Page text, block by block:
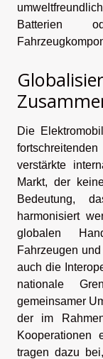
Batterien
Die
verstärkte
Markt, der
Bedeutung,
harmonisiert
globalen
Fahrzeugen
auch die
nationale
gemeinsamer
der im
Kooperationen
tragen dazu